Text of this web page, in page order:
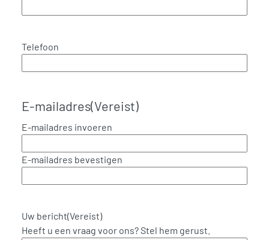
Telefoon
E-mailadres(Vereist)
E-mailadres invoeren
E-mailadres bevestigen
Uw bericht(Vereist)
Heeft u een vraag voor ons? Stel hem gerust.